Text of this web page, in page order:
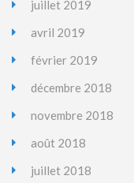
juillet 2019
avril 2019
février 2019
décembre 2018
novembre 2018
août 2018
juillet 2018